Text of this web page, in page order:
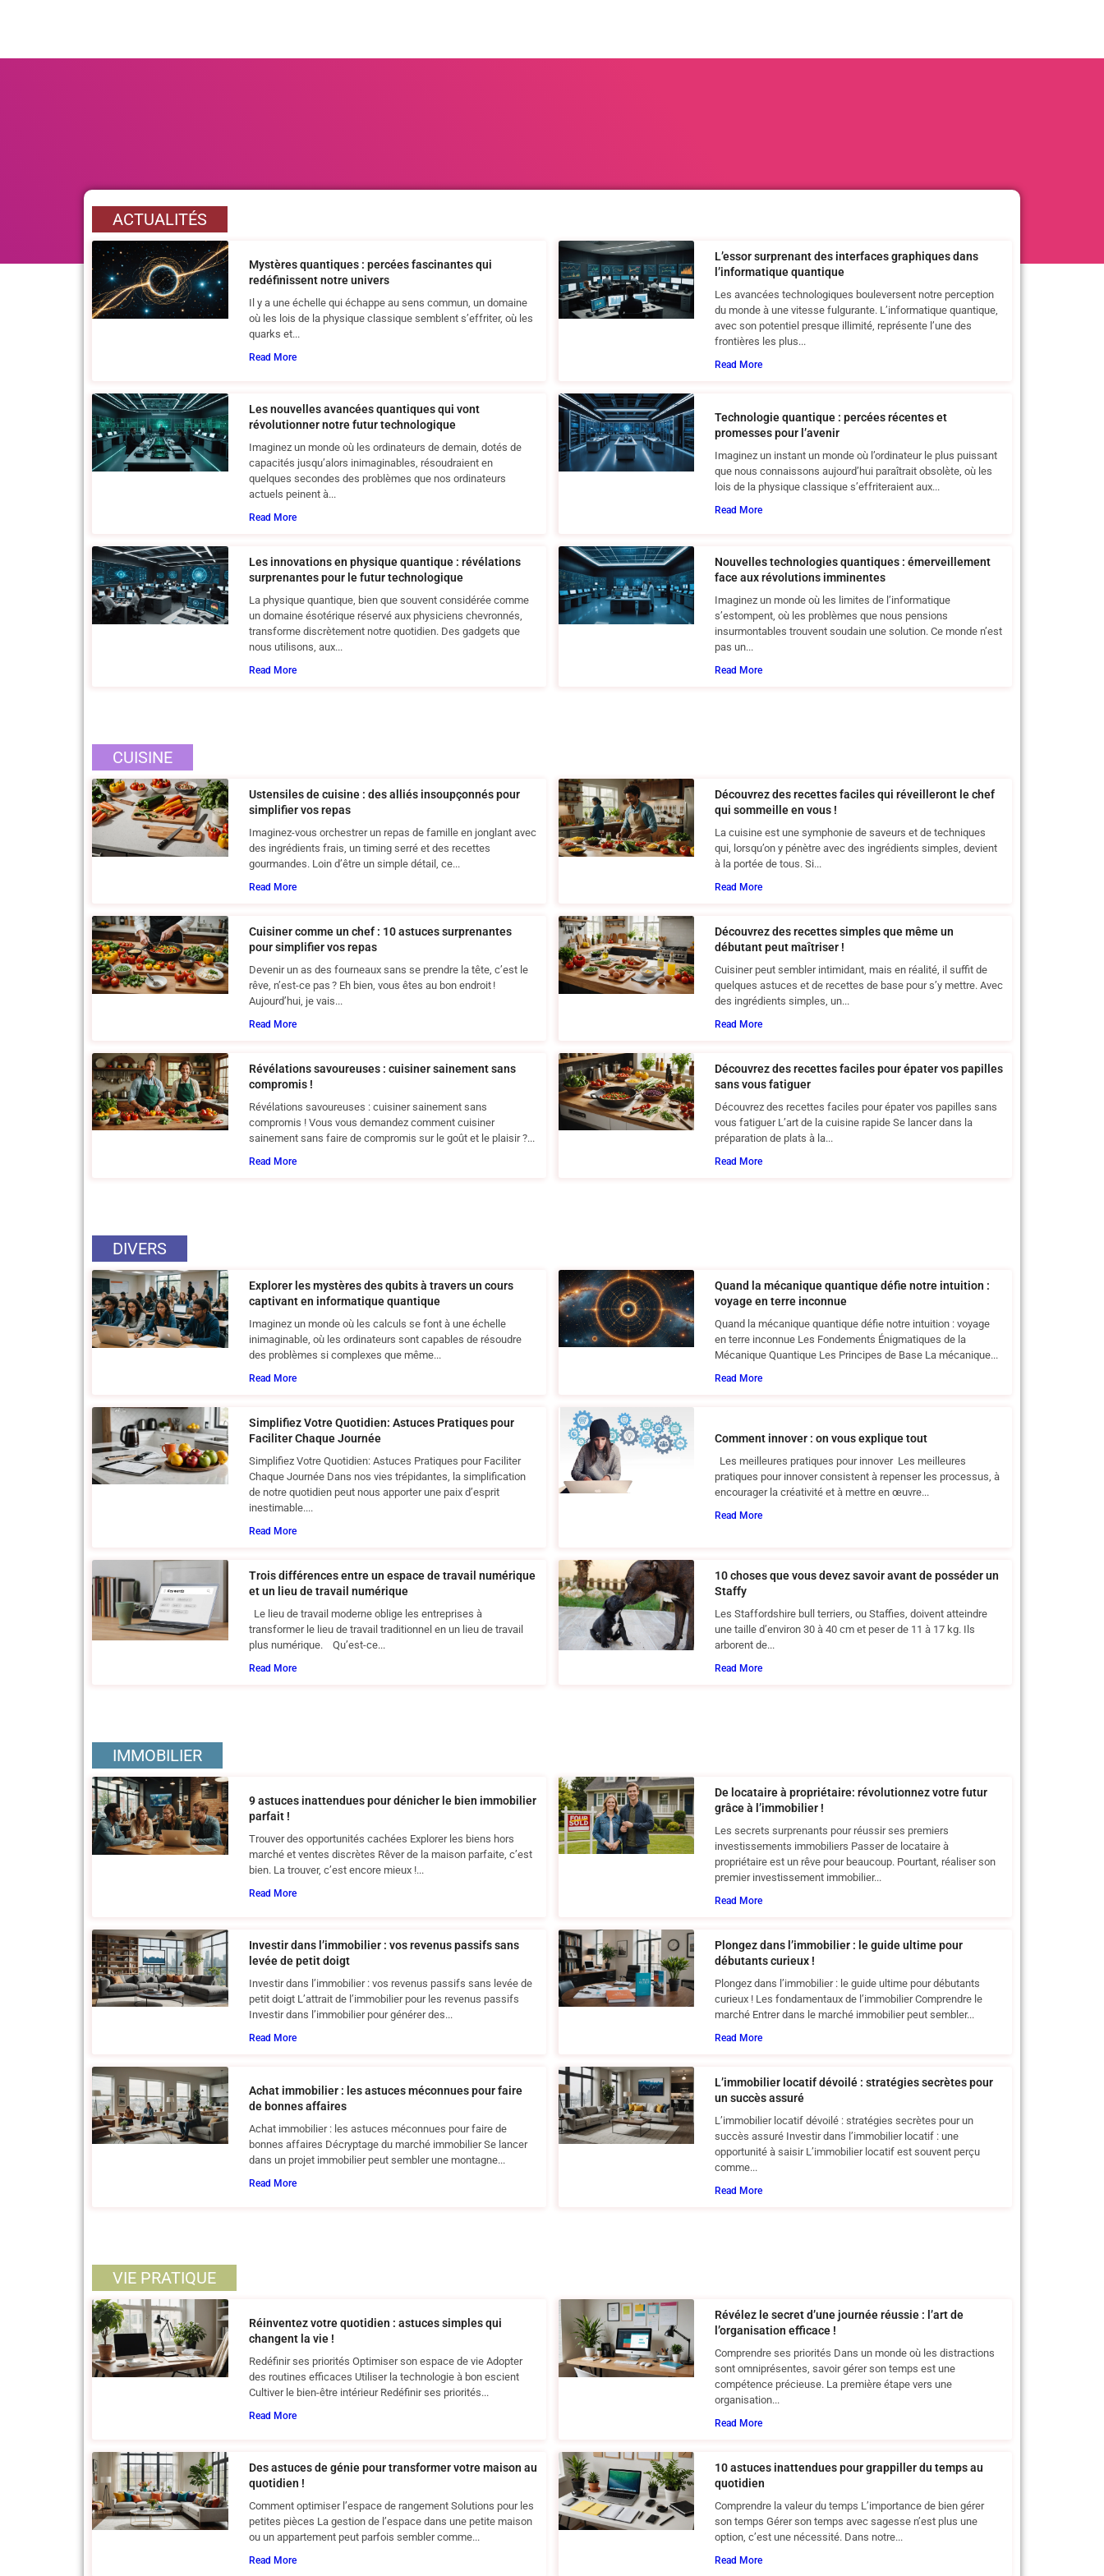
ACTUALITÉS
Mystères quantiques : percées fascinantes qui
redéfinissent notre univers
Il y a une échelle qui échappe au sens commun, un domaine
où les lois de la physique classique semblent s’effriter, où les
quarks et...
Read More
L’essor surprenant des interfaces graphiques dans
l’informatique quantique
Les avancées technologiques bouleversent notre perception
du monde à une vitesse fulgurante. L’informatique quantique,
avec son potentiel presque illimité, représente l’une des
frontières les plus...
Read More
Les nouvelles avancées quantiques qui vont
révolutionner notre futur technologique
Imaginez un monde où les ordinateurs de demain, dotés de
capacités jusqu’alors inimaginables, résoudraient en
quelques secondes des problèmes que nos ordinateurs
actuels peinent à...
Read More
Technologie quantique : percées récentes et
promesses pour l’avenir
Imaginez un instant un monde où l’ordinateur le plus puissant
que nous connaissons aujourd’hui paraîtrait obsolète, où les
lois de la physique classique s’effriteraient aux...
Read More
Les innovations en physique quantique : révélations
surprenantes pour le futur technologique
La physique quantique, bien que souvent considérée comme
un domaine ésotérique réservé aux physiciens chevronnés,
transforme discrètement notre quotidien. Des gadgets que
nous utilisons, aux...
Read More
Nouvelles technologies quantiques : émerveillement
face aux révolutions imminentes
Imaginez un monde où les limites de l’informatique
s’estompent, où les problèmes que nous pensions
insurmontables trouvent soudain une solution. Ce monde n’est
pas un...
Read More
CUISINE
Ustensiles de cuisine : des alliés insoupçonnés pour
simplifier vos repas
Imaginez-vous orchestrer un repas de famille en jonglant avec
des ingrédients frais, un timing serré et des recettes
gourmandes. Loin d’être un simple détail, ce...
Read More
Découvrez des recettes faciles qui réveilleront le chef
qui sommeille en vous !
La cuisine est une symphonie de saveurs et de techniques
qui, lorsqu’on y pénètre avec des ingrédients simples, devient
à la portée de tous. Si...
Read More
Cuisiner comme un chef : 10 astuces surprenantes
pour simplifier vos repas
Devenir un as des fourneaux sans se prendre la tête, c’est le
rêve, n’est-ce pas ? Eh bien, vous êtes au bon endroit !
Aujourd’hui, je vais...
Read More
Découvrez des recettes simples que même un
débutant peut maîtriser !
Cuisiner peut sembler intimidant, mais en réalité, il suffit de
quelques astuces et de recettes de base pour s’y mettre. Avec
des ingrédients simples, un...
Read More
Révélations savoureuses : cuisiner sainement sans
compromis !
Révélations savoureuses : cuisiner sainement sans
compromis ! Vous vous demandez comment cuisiner
sainement sans faire de compromis sur le goût et le plaisir ?...
Read More
Découvrez des recettes faciles pour épater vos papilles
sans vous fatiguer
Découvrez des recettes faciles pour épater vos papilles sans
vous fatiguer L’art de la cuisine rapide Se lancer dans la
préparation de plats à la...
Read More
DIVERS
Explorer les mystères des qubits à travers un cours
captivant en informatique quantique
Imaginez un monde où les calculs se font à une échelle
inimaginable, où les ordinateurs sont capables de résoudre
des problèmes si complexes que même...
Read More
Quand la mécanique quantique défie notre intuition :
voyage en terre inconnue
Quand la mécanique quantique défie notre intuition : voyage
en terre inconnue Les Fondements Énigmatiques de la
Mécanique Quantique Les Principes de Base La mécanique...
Read More
Simplifiez Votre Quotidien: Astuces Pratiques pour
Faciliter Chaque Journée
Simplifiez Votre Quotidien: Astuces Pratiques pour Faciliter
Chaque Journée Dans nos vies trépidantes, la simplification
de notre quotidien peut nous apporter une paix d’esprit
inestimable....
Read More
Comment innover : on vous explique tout
Les meilleures pratiques pour innover Les meilleures
pratiques pour innover consistent à repenser les processus, à
encourager la créativité et à mettre en œuvre...
Read More
Trois différences entre un espace de travail numérique
et un lieu de travail numérique
Le lieu de travail moderne oblige les entreprises à
transformer le lieu de travail traditionnel en un lieu de travail
plus numérique. Qu’est-ce...
Read More
10 choses que vous devez savoir avant de posséder un
Staffy
Les Staffordshire bull terriers, ou Staffies, doivent atteindre
une taille d’environ 30 à 40 cm et peser de 11 à 17 kg. Ils
arborent de...
Read More
IMMOBILIER
9 astuces inattendues pour dénicher le bien immobilier
parfait !
Trouver des opportunités cachées Explorer les biens hors
marché et ventes discrètes Rêver de la maison parfaite, c’est
bien. La trouver, c’est encore mieux !...
Read More
De locataire à propriétaire: révolutionnez votre futur
grâce à l’immobilier !
Les secrets surprenants pour réussir ses premiers
investissements immobiliers Passer de locataire à
propriétaire est un rêve pour beaucoup. Pourtant, réaliser son
premier investissement immobilier...
Read More
Investir dans l’immobilier : vos revenus passifs sans
levée de petit doigt
Investir dans l’immobilier : vos revenus passifs sans levée de
petit doigt L’attrait de l’immobilier pour les revenus passifs
Investir dans l’immobilier pour générer des...
Read More
Plongez dans l’immobilier : le guide ultime pour
débutants curieux !
Plongez dans l’immobilier : le guide ultime pour débutants
curieux ! Les fondamentaux de l’immobilier Comprendre le
marché Entrer dans le marché immobilier peut sembler...
Read More
Achat immobilier : les astuces méconnues pour faire
de bonnes affaires
Achat immobilier : les astuces méconnues pour faire de
bonnes affaires Décryptage du marché immobilier Se lancer
dans un projet immobilier peut sembler une montagne...
Read More
L’immobilier locatif dévoilé : stratégies secrètes pour
un succès assuré
L’immobilier locatif dévoilé : stratégies secrètes pour un
succès assuré Investir dans l’immobilier locatif : une
opportunité à saisir L’immobilier locatif est souvent perçu
comme...
Read More
VIE PRATIQUE
Réinventez votre quotidien : astuces simples qui
changent la vie !
Redéfinir ses priorités Optimiser son espace de vie Adopter
des routines efficaces Utiliser la technologie à bon escient
Cultiver le bien-être intérieur Redéfinir ses priorités...
Read More
Révélez le secret d’une journée réussie : l’art de
l’organisation efficace !
Comprendre ses priorités Dans un monde où les distractions
sont omniprésentes, savoir gérer son temps est une
compétence précieuse. La première étape vers une
organisation...
Read More
Des astuces de génie pour transformer votre maison au
quotidien !
Comment optimiser l’espace de rangement Solutions pour les
petites pièces La gestion de l’espace dans une petite maison
ou un appartement peut parfois sembler comme...
Read More
10 astuces inattendues pour grappiller du temps au
quotidien
Comprendre la valeur du temps L’importance de bien gérer
son temps Gérer son temps avec sagesse n’est plus une
option, c’est une nécessité. Dans notre...
Read More